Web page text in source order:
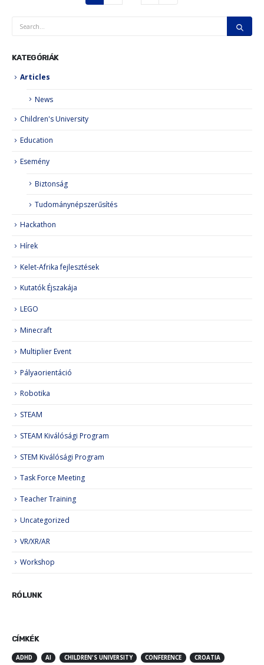
KATEGÓRIÁK
Articles
News
Children's University
Education
Esemény
Biztonság
Tudománynépszerűsítés
Hackathon
Hírek
Kelet-Afrika fejlesztések
Kutatók Éjszakája
LEGO
Minecraft
Multiplier Event
Pályaorientáció
Robotika
STEAM
STEAM Kiválósági Program
STEM Kiválósági Program
Task Force Meeting
Teacher Training
Uncategorized
VR/XR/AR
Workshop
RÓLUNK
CÍMKÉK
ADHD AI CHILDREN'S UNIVERSITY CONFERENCE
CROATIA